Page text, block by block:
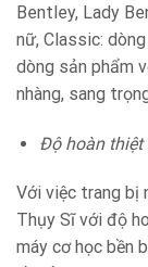
Bentley, Lady
nữ, Classic:
dòng sản phẩm
nhàng, sang
Độ hoàn thiệt
Với việc trang bị
Thụy Sĩ với độ
máy cơ học bền